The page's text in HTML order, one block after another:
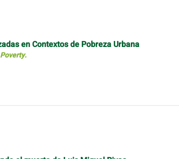
en Contextos de Pobreza Urbana